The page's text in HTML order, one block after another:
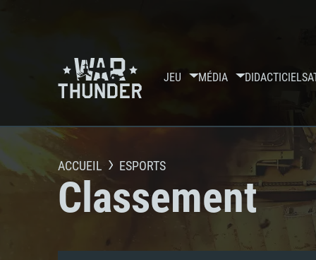
JEU MÉDIA DIDACTICIELS
ACCUEIL ESPORTS
Classement